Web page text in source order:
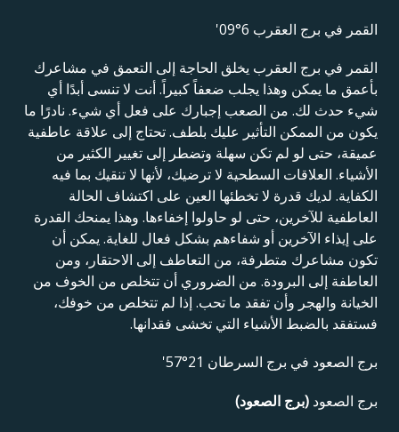
القمر في برج العقرب 6°09'
القمر في برج العقرب يخلق الحاجة إلى التعمق في مشاعرك
بأعمق ما يمكن وهذا يجلب ضعفاً كبيراً. أنت لا تنسى أبدًا أي
شيء حدث لك. من الصعب إجبارك على فعل أي شيء. نادرًا ما
يكون من الممكن التأثير عليك بلطف. تحتاج إلى علاقة عاطفية
عميقة، حتى لو لم تكن سهلة وتضطر إلى تغيير الكثير من
الأشياء. العلاقات السطحية لا ترضيك، لأنها لا تنقيك بما فيه
الكفاية. لديك قدرة لا تخطئها العين على اكتشاف الحالة
العاطفية للآخرين، حتى لو حاولوا إخفاءها. وهذا يمنحك القدرة
على إيذاء الآخرين أو شفاءهم بشكل فعال للغاية. يمكن أن
تكون مشاعرك متطرفة، من التعاطف إلى الاحتقار، ومن
العاطفة إلى البرودة. من الضروري أن تتخلص من الخوف من
الخيانة والهجر وأن تفقد ما تحب. إذا لم تتخلص من خوفك،
فستفقد بالضبط الأشياء التي تخشى فقدانها.
برج الصعود في برج السرطان 21°57'
برج الصعود (برج الصعود)